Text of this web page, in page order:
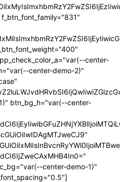
center-
center-demo-2)"
btn_bg_h="var(--center-
center-demo-1)"